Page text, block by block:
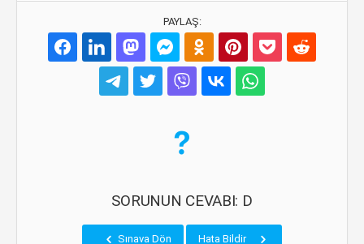
PAYLAŞ:
SORUNUN CEVABI: D
Sınava Dön Hata Bildir